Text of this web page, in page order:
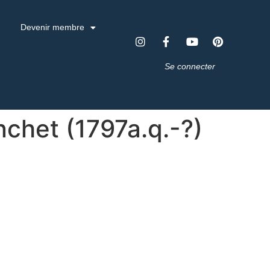
Devenir membre
Se connecter
(1797a.q.-?)